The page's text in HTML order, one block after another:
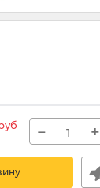
− +